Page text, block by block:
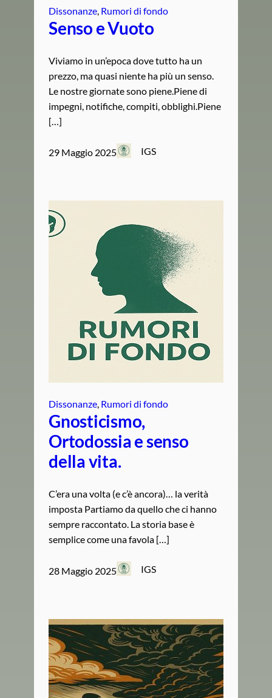
Dissonanze, Rumori di fondo
Senso e Vuoto
Viviamo in un’epoca dove tutto ha un
prezzo, ma quasi niente ha più un senso.
Le nostre giornate sono piene.Piene di
impegni, notifiche, compiti, obblighi.Piene
[…]
29 Maggio 2025 IGS
Dissonanze, Rumori di fondo
Gnosticismo,
Ortodossia e senso
della vita.
C’era una volta (e c’è ancora)… la verità
imposta Partiamo da quello che ci hanno
sempre raccontato. La storia base è
semplice come una favola […]
28 Maggio 2025 IGS